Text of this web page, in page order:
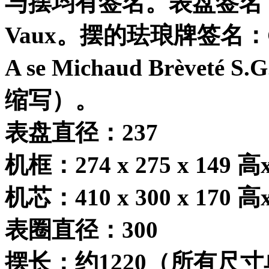
Vaux。摆的珐琅牌签名：
A se Michaud Brèveté
缩写）。
表盘直径： 237
机框： 274 x 275 x 149 高
机芯： 410 x 300 x 170 高
表圈直径： 300
摆长：约1220 （所有尺